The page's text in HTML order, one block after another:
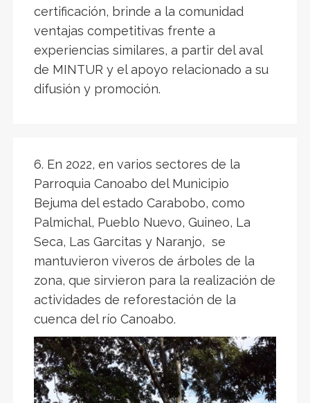
certificación, brinde a la comunidad
ventajas competitivas frente a
experiencias similares, a partir del aval
de MINTUR y el apoyo relacionado a su
difusión y promoción.
6. En 2022, en varios sectores de la
Parroquia Canoabo del Municipio
Bejuma del estado Carabobo, como
Palmichal, Pueblo Nuevo, Guineo, La
Seca, Las Garcitas y Naranjo, se
mantuvieron viveros de árboles de la
zona, que sirvieron para la realización de
actividades de reforestación de la
cuenca del río Canoabo.